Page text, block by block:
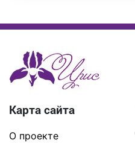
Карта сайта
О проекте